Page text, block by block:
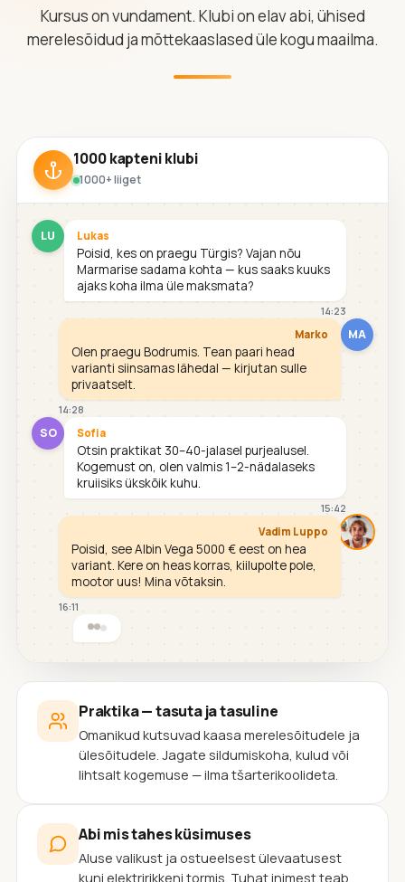
Kursus on vundament. Klubi on elav abi, ühised
merelesõidud ja mõttekaaslased üle kogu maailma.
1000 kapteni klubi
1000+ liiget
LU Lukas
Poisid, kes on praegu Türgis? Vajan nõu
Marmarise sadama kohta — kus saaks kuuks
ajaks koha ilma üle maksmata?
14:23
MA
Marko
Olen praegu Bodrumis. Tean paari head
varianti siinsamas lähedal — kirjutan sulle
privaatselt.
14:28
SO Sofia
Otsin praktikat 30–40-jalasel purjealusel.
Kogemust on, olen valmis 1–2-nädalaseks
kruiisiks ükskõik kuhu.
15:42
Vadim Luppo
Poisid, see Albin Vega 5000 € eest on hea
variant. Kere on heas korras, kiilupolte pole,
mootor uus! Mina võtaksin.
16:11
Praktika — tasuta ja tasuline
Omanikud kutsuvad kaasa merelesõitudele ja
ülesõitudele. Jagate sildumiskoha, kulud või
lihtsalt kogemuse — ilma tšarterikoolideta.
Abi mis tahes küsimuses
Aluse valikust ja ostueelsest ülevaatusest
kuni elektririkkeni tormis. Tuhat inimest teab